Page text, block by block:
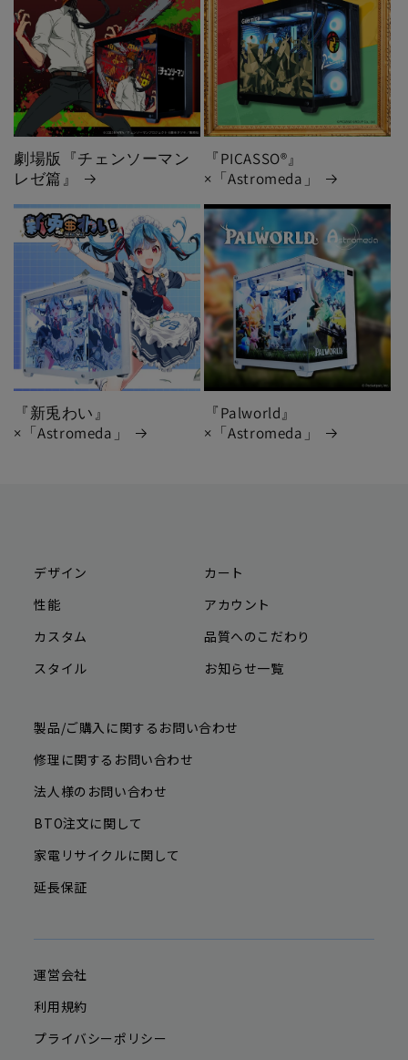
劇場版『チェンソーマン
レゼ篇』
『PICASSO®』
×「Astromeda」
『新兎わい』
×「Astromeda」
『Palworld』
×「Astromeda」
デザイン
性能
カスタム
スタイル
カート
アカウント
品質へのこだわり
お知らせ一覧
製品/ご購入に関するお問い合わせ
修理に関するお問い合わせ
法人様のお問い合わせ
BTO注文に関して
家電リサイクルに関して
延長保証
運営会社
利用規約
プライバシーポリシー